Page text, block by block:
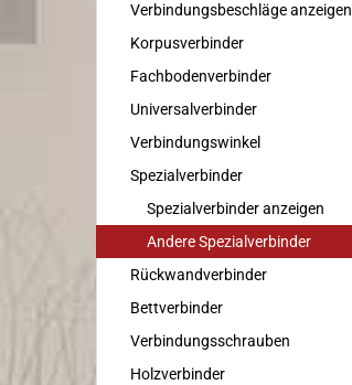
Verbindungsbeschläge anzeigen
Korpusverbinder
Fachbodenverbinder
Universalverbinder
Verbindungswinkel
Spezialverbinder
Spezialverbinder anzeigen
Andere Spezialverbinder
Rückwandverbinder
Bettverbinder
Verbindungsschrauben
Holzverbinder